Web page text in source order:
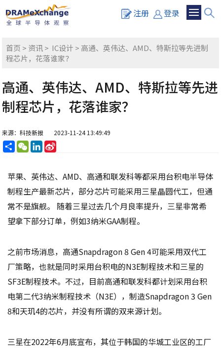
注册 登录
首页 > 资讯> IC设计 > 高通、英伟达、AMD、特斯拉等先进制
程芯片，花落谁家？
高通、英伟达、AMD、特斯拉等先进
制程芯片，花落谁家？
来源：科技新报 2023-11-24 13:49:49
分
享
WeChatLinkedIn
苹果、英伟达、AMD、高通和联发科等都采用台积电半导体
制程生产最新芯片，部分芯片可能采用三星晶圆代工，但通
常不是旗舰。 随着三星过去几个月良率提升，三星非常希
望拿下部分订单，例如3纳米GAA制程。
之前市场消息，高通Snapdragon 8 Gen 4可能采用双代工
厂策略，也就是同时采用台积电的N3E制程技术和三星的
SF3E制程技术。不过，目前高通和联发科都计划采用台积
电第二代3纳米制程技术（N3E），制造Snapdragon 3 Gen
8和天玑4的芯片，并没有所谓的双来源计划。
三星在2022年6月底宣布，其位于韩国的华城工业区的工厂